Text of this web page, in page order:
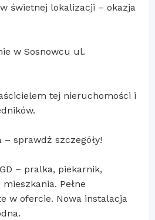
świetnej lokalizacji – okazja
w Sosnowcu ul.
tej nieruchomości i
– sprawdź szczegóły!
– pralka, piekarnik,
Pełne
w ofercie. Nowa instalacja